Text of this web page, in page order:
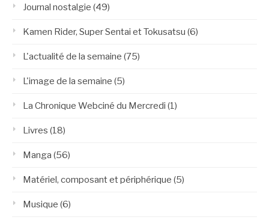
Journal nostalgie (49)
Kamen Rider, Super Sentai et Tokusatsu (6)
L'actualité de la semaine (75)
L'image de la semaine (5)
La Chronique Webciné du Mercredi (1)
Livres (18)
Manga (56)
Matériel, composant et périphérique (5)
Musique (6)